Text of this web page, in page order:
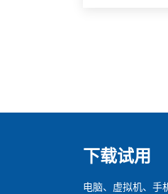
下载试用
电脑、虚拟机、手